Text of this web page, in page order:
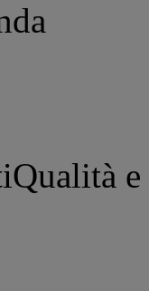
Qualità e